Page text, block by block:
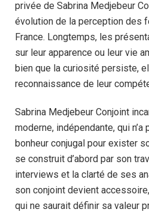
privée de Sabrina Medjebeur
évolution de la perception des
France. Longtemps, les
sur leur apparence ou leur vie
bien que la curiosité persiste,
reconnaissance de leur
Sabrina Medjebeur Conjoint
moderne, indépendante, qui
bonheur conjugal pour exister
se construit d’abord par son
interviews et la clarté de ses
son conjoint devient
qui ne saurait définir sa valeur